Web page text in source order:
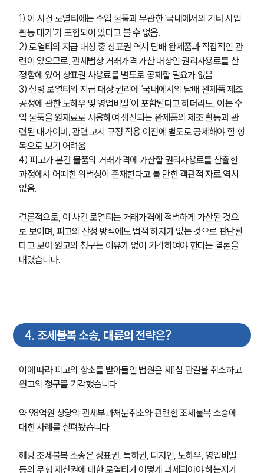
그룹소개
그룹소개
대륜의 강점
오시는 길
글로벌 파트너 로펌
고객의 소리
통합검색
업무사례
주요 업무사례
업무분야
전체
구성원 소개
조세전문변호사
1) 이 사건 로열티에는 수입 물품과 무관한 ‘국내에서의 기타 사업
활동 대가’가 포함되어 있다고 볼 수 없음.
2) 로열티의 지급 대상 중 상표권 역시 담배 완제품과 직접적인 관
련이 있으므로, 관세법상 거래가격 가산 대상인 권리사용료를 산
정함에 있어 상표권 사용료를 별도로 공제할 필요가 없음.
3) 설령 로열티의 지급 대상 권리에 ‘국내에서의 담배 완제품 제조
공정에 관한 노하우 및 영업비밀’이 포함된다고 하더라도, 이는 수
입 물품을 원재료로 사용하여 생산되는 완제품의 제조 활동과 관
련된 대가이며, 관련 고시 규정 적용 이전에 별도로 공제해야 할 항
목으로 보기 어려움.
4) 피고가 본건 물품의 거래가격에 가산할 권리사용료를 산출한
과정에서 어떠한 위법성이 존재한다고 볼 만한 객관적 자료 역시
없음.
결론적으로, 이 사건 로열티는 거래가격에 적법하게 가산된 것으
로 보이며, 피고의 산정 방식에도 법적 하자가 없는 것으로 판단된
다고 보아 원고의 청구는 이유가 없어 기각하여야 한다는 결론을
내렸습니다.
4. 조세불복 소송, 대륜의 전략은?
이에 따라 피고의 항소를 받아들인 법원은 제1심 판결을 취소하고
원고의 청구를 기각했습니다.
약 98억원 상당의 관세부과처분취소와 관련한 조세불복 소송에
대한 사례를 살펴봤습니다.
해당 조세불복 소송은 상표권, 특허권, 디자인, 노하우, 영업비밀
등의 무형 재산권에 대한 로열티가 어떻게 과세되어야 하는지가